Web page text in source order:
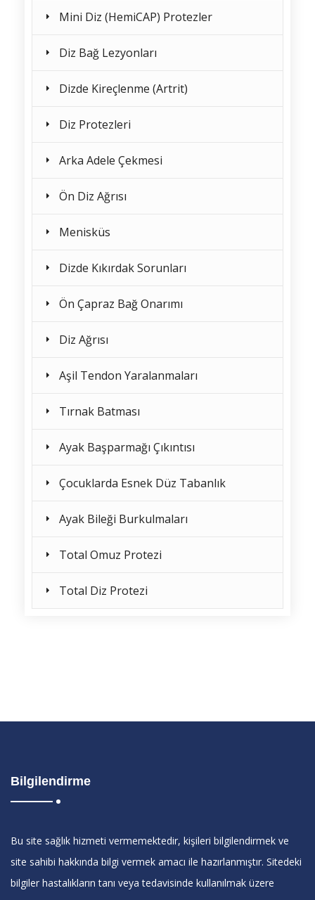
Mini Diz (HemiCAP) Protezler
Diz Bağ Lezyonları
Dizde Kireçlenme (Artrit)
Diz Protezleri
Arka Adele Çekmesi
Ön Diz Ağrısı
Menisküs
Dizde Kıkırdak Sorunları
Ön Çapraz Bağ Onarımı
Diz Ağrısı
Aşil Tendon Yaralanmaları
Tırnak Batması
Ayak Başparmağı Çıkıntısı
Çocuklarda Esnek Düz Tabanlık
Ayak Bileği Burkulmaları
Total Omuz Protezi
Total Diz Protezi
Bilgilendirme
Bu site sağlık hizmeti vermemektedir, kişileri bilgilendirmek ve
site sahibi hakkında bilgi vermek amacı ile hazırlanmıştır. Sitedeki
bilgiler hastalıkların tanı veya tedavisinde kullanılmak üzere